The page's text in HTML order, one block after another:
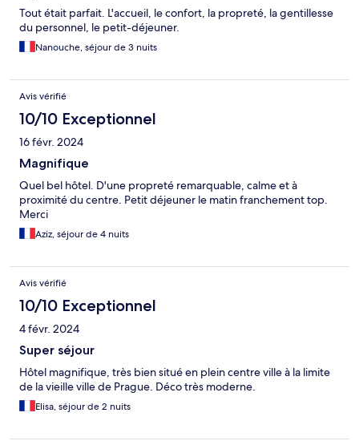
Tout était parfait. L'accueil, le confort, la propreté, la gentillesse
du personnel, le petit-déjeuner.
Nanouche, séjour de 3 nuits
Avis vérifié
10/10 Exceptionnel
16 févr. 2024
Magnifique
Quel bel hôtel. D'une propreté remarquable, calme et à
proximité du centre. Petit déjeuner le matin franchement top.
Merci
Aziz, séjour de 4 nuits
Avis vérifié
10/10 Exceptionnel
4 févr. 2024
Super séjour
Hôtel magnifique, très bien situé en plein centre ville à la limite
de la vieille ville de Prague. Déco très moderne.
Elisa, séjour de 2 nuits